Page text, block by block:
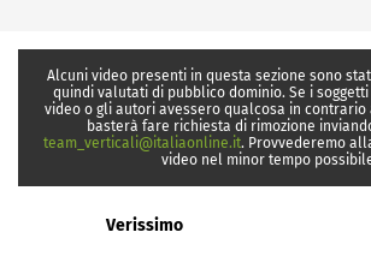
Alcuni video presenti in questa sezione sono
quindi valutati di pubblico dominio. Se i
video o gli autori avessero qualcosa in
basterà fare richiesta di rimozione
team_verticali@italiaonline.it. Provvederemo
video nel minor tempo
Verissimo